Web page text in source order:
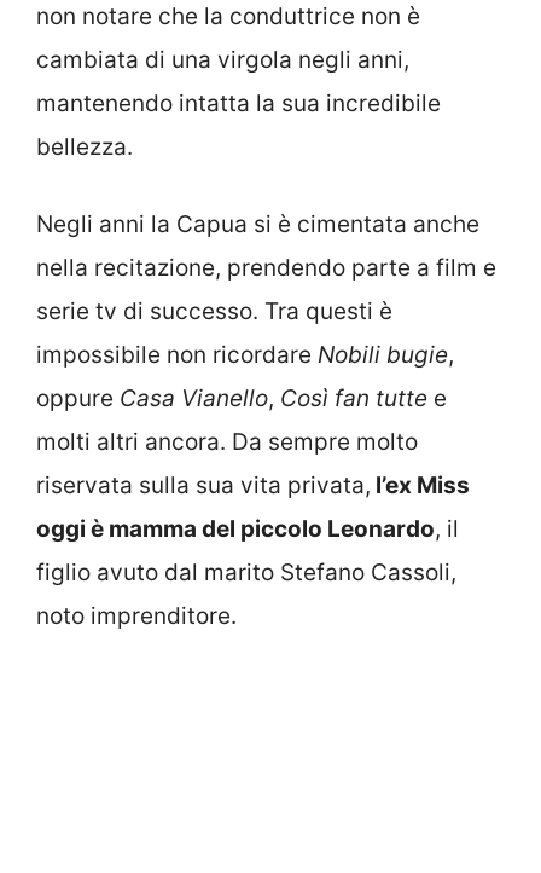
non notare che la conduttrice non è
cambiata di una virgola negli anni,
mantenendo intatta la sua incredibile
bellezza.
Negli anni la Capua si è cimentata anche
nella recitazione, prendendo parte a film e
serie tv di successo. Tra questi è
impossibile non ricordare Nobili bugie,
oppure Casa Vianello, Così fan tutte e
molti altri ancora. Da sempre molto
riservata sulla sua vita privata, l’ex Miss
oggi è mamma del piccolo Leonardo, il
figlio avuto dal marito Stefano Cassoli,
noto imprenditore.